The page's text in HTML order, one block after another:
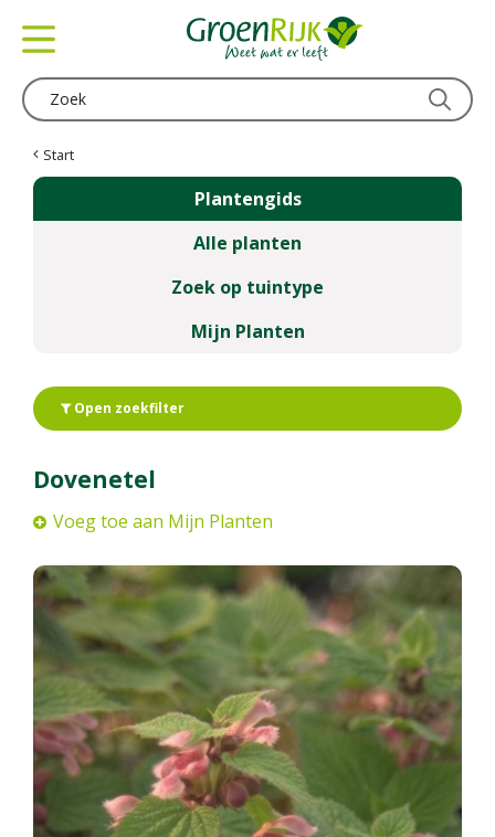
Start
Plantengids
Alle planten
Zoek op tuintype
Mijn Planten
Open zoekfilter
Dovenetel
Voeg toe aan Mijn Planten